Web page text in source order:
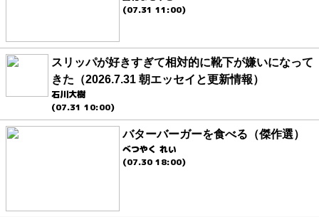
(07.31 11:00)
スリッパが好きすぎて相対的に靴下が嫌いになって
きた（2026.7.31 朝エッセイと更新情報）
石川大樹
(07.31 10:00)
バターバーガーを食べる（傑作選）
べつやく れい
(07.30 18:00)